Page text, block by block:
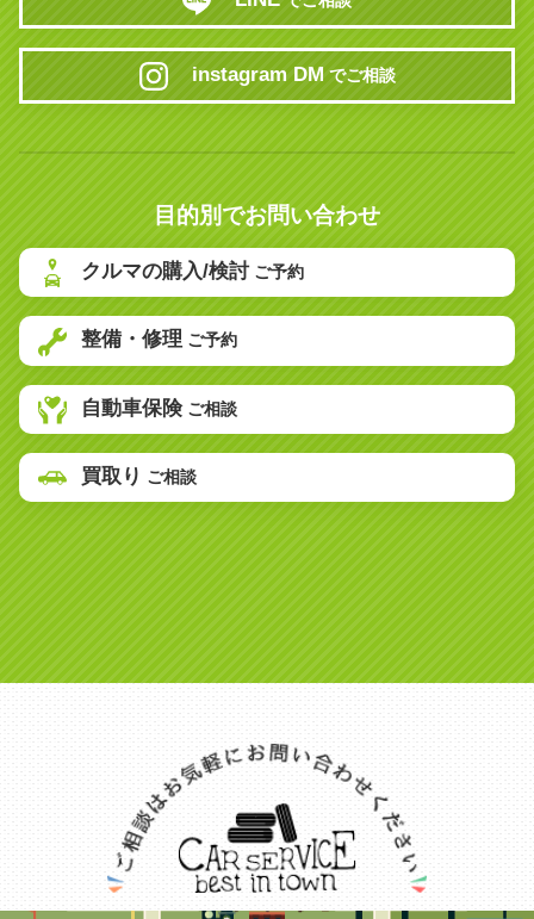
instagram DM でご相談
目的別でお問い合わせ
クルマの購入/検討 ご予約
整備・修理 ご予約
自動車保険 ご相談
買取り ご相談